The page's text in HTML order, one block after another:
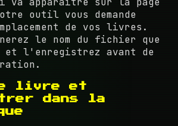
outil vous demande
de vos livres.
le nom du fichier que
et l'enregistrez avant de
livre et
dans la